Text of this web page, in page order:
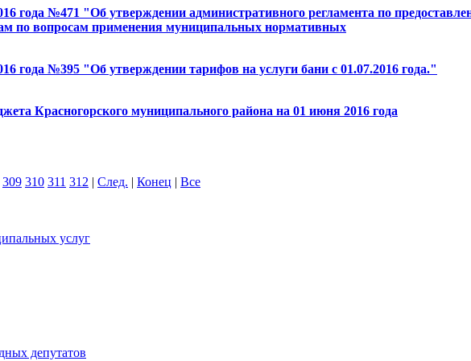
года №471 "Об утверждении административного регламента по
по вопросам применения муниципальных нормативных
года №395 "Об утверждении тарифов на услуги бани с 01.07.2016 года."
Красногорского муниципального района на 01 июня 2016 года
309 310 311 312 | След. | Конец | Все
услуг
депутатов